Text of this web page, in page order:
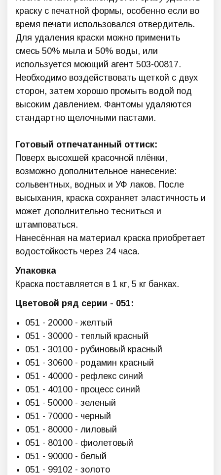
краску с печатной формы, особенно если во
время печати использовался отвердитель.
Для удаления краски можно применить
смесь 50% мыла и 50% воды, или
используется моющий агент 503-00817.
Необходимо воздействовать щеткой с двух
сторон, затем хорошо промыть водой под
высоким давлением. Фантомы удаляются
стандартно щелочными пастами.
Готовый отпечатанный оттиск:
Поверх высохшей красочной плёнки,
возможно дополнительное нанесение:
сольвентных, водных и УФ лаков. После
высыхания, краска сохраняет эластичность и
может дополнительно тесниться и
штамповаться.
Нанесённая на материал краска приобретает
водостойкость через 24 часа.
Упаковка
Краска поставляется в 1 кг, 5 кг банках.
Цветовой ряд серии - 051:
051 - 20000 - желтый
051 - 30000 - теплый красный
051 - 30100 - рубиновый красный
051 - 30600 - родамин красный
051 - 40000 - рефлекс синий
051 - 40100 - процесс синий
051 - 50000 - зеленый
051 - 70000 - черный
051 - 80000 - лиловый
051 - 80100 - фиолетовый
051 - 90000 - белый
051 - 99102 - золото